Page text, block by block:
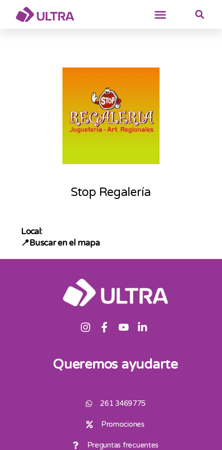
Stop Regalería
Local:
📍Buscar en el mapa
Queremos ayudarte
261 3469775
Promociones
Preguntas frecuentes